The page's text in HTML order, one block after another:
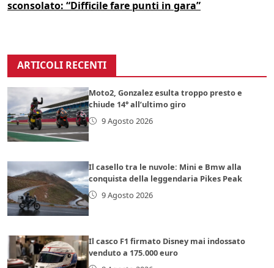
sconsolato: “Difficile fare punti in gara”
ARTICOLI RECENTI
Moto2, Gonzalez esulta troppo presto e
chiude 14° all’ultimo giro
9 Agosto 2026
Il casello tra le nuvole: Mini e Bmw alla
conquista della leggendaria Pikes Peak
9 Agosto 2026
Il casco F1 firmato Disney mai indossato
venduto a 175.000 euro